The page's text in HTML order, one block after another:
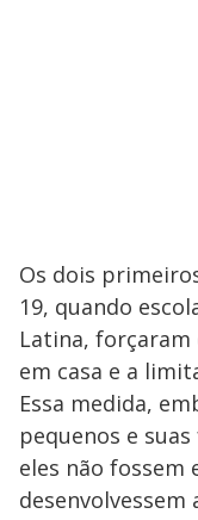
Os dois
19, quando
Latina, forçaram
em casa e a
Essa medida,
pequenos e
eles não fossem
desenvolvessem